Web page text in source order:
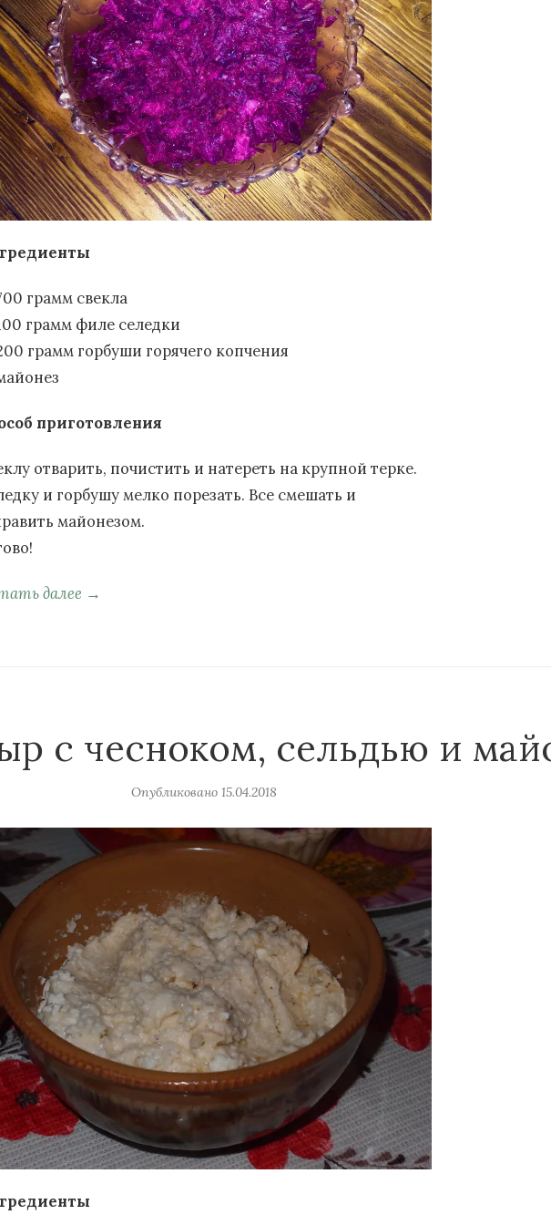
грамм свекла
грамм филе селедки
грамм горбуши горячего копчения
приготовления
отварить, почистить и натереть на крупной терке.
и горбушу мелко порезать. Все смешать и
майонезом.
далее →
с чесноком, сельдью и
Опубликовано 15.04.2018